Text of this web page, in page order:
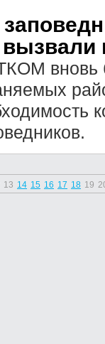
вновь
13 14 15 16 17 18 19